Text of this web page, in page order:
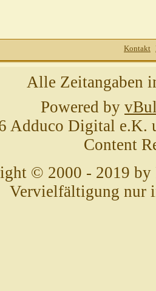
Kontakt
Alle Zeitangaben
Powered by
Adduco Digital e.K.
Content
© 2000 - 2019 by
Vervielfältigung nur